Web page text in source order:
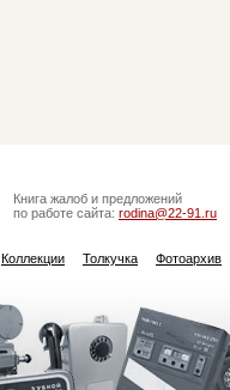
Книга жалоб и предложений
по работе сайта: rodina@22-91.ru
Коллекции Толкучка Фотоархив